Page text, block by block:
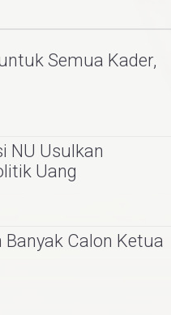
Semua Kader,
NU Usulkan
Uang
Calon Ketua